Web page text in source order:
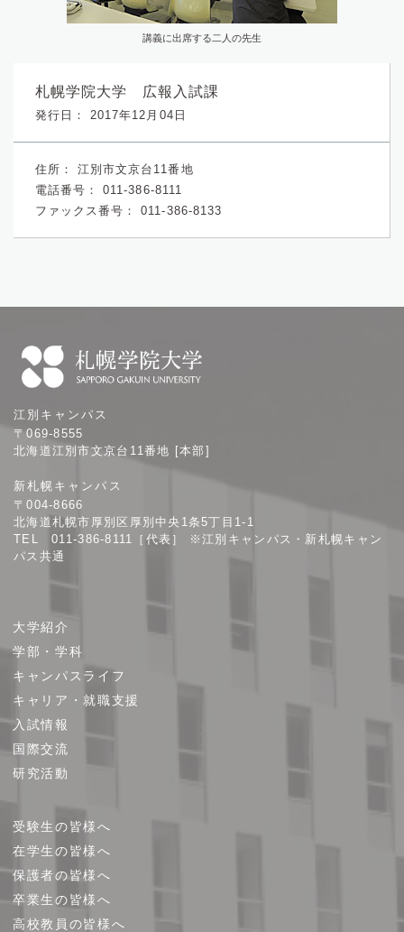
講義に出席する二人の先生
発行日： 2017年12月04日
札幌学院大学 広報入試課
住所：
江別市文京台11番地
電話番号：
011-386-8111
ファックス番号：
011-386-8133
幌
学
大
学
江別キャンパス
〒069-8555
北海道江別市文京台11番地 [本部]
新札幌キャンパス
〒004-8666
北海道札幌市厚別区厚別中央1条5丁目1-1
TEL 011-386-8111［代表］ ※江別キャンパス・新札幌キャン
パス共通
ト
プ
大学紹介
学部・学科
キャンパスライフ
キャリア・就職支援
入試情報
国際交流
研究活動
受験生の皆様へ
在学生の皆様へ
保護者の皆様へ
卒業生の皆様へ
高校教員の皆様へ